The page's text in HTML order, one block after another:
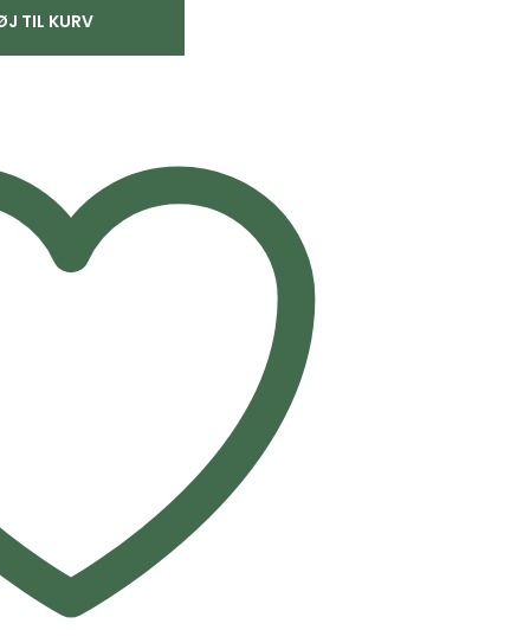
TIL KURV